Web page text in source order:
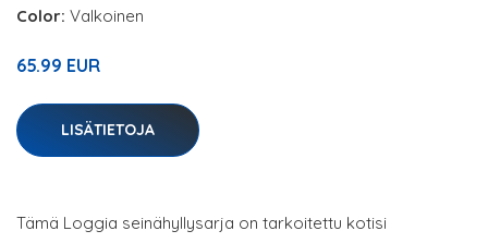
Color: Valkoinen
65.99 EUR
LISÄTIETOJA
Tämä Loggia seinähyllysarja on tarkoitettu kotisi